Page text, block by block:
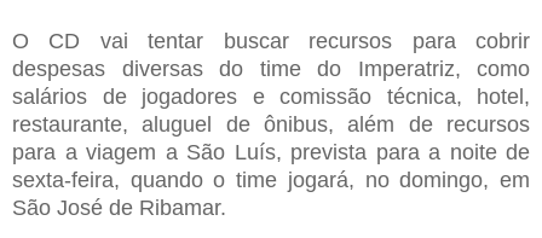
O CD vai tentar buscar recursos para cobrir
despesas diversas do time do Imperatriz, como
salários de jogadores e comissão técnica, hotel,
restaurante, aluguel de ônibus, além de recursos
para a viagem a São Luís, prevista para a noite de
sexta-feira, quando o time jogará, no domingo, em
São José de Ribamar.